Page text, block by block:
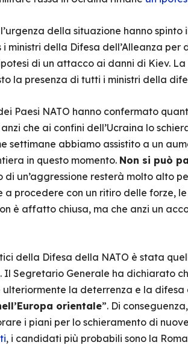
della situazione hanno
i ministri della Difesa dell’Alleanza per
di un attacco ai danni di Kiev. La
la presenza di tutti i ministri della
Paesi NATO hanno confermato
che ai confini dell’Ucraina lo
settimane abbiamo assistito a un
in questo momento. Non si può
di un’aggressione resterà molto alto
procedere con un ritiro delle forze,
è affatto chiusa, ma che anzi un
della Difesa della NATO è stata
Segretario Generale ha dichiarato
la deterrenza e la difesa
orientale”. Di
i piani per lo schieramento di
, i candidati più probabili sono la